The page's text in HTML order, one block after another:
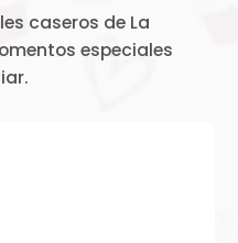
caseros de La
especiales